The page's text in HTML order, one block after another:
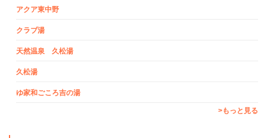
アクア東中野
クラブ湯
天然温泉 久松湯
久松湯
ゆ家和ごころ吉の湯
>もっと見る